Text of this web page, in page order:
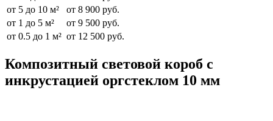
от 5 до 10 м²
от 8 900 руб.
от 1 до 5 м²
от 9 500 руб.
от 0.5 до 1 м² от 12 500 руб.
Композитный световой короб с
инкрустацией оргстеклом 10 мм